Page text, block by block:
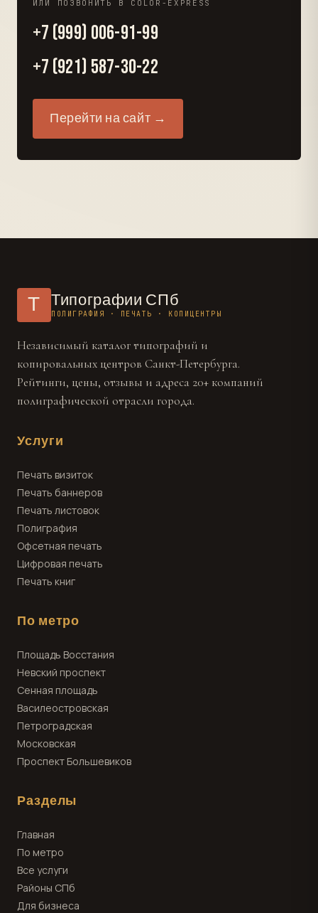
ИЛИ ПОЗВОНИТЬ В COLOR-EXPRESS
+7 (999) 006-91-99
+7 (921) 587-30-22
Перейти на сайт →
Т Типографии СПб
ПОЛИГРАФИЯ · ПЕЧАТЬ · КОПИЦЕНТРЫ
Независимый каталог типографий и
копировальных центров Санкт-Петербурга.
Рейтинги, цены, отзывы и адреса 20+ компаний
полиграфической отрасли города.
Услуги
Печать визиток
Печать баннеров
Печать листовок
Полиграфия
Офсетная печать
Цифровая печать
Печать книг
По метро
Площадь Восстания
Невский проспект
Сенная площадь
Василеостровская
Петроградская
Московская
Проспект Большевиков
Разделы
Главная
По метро
Все услуги
Районы СПб
Для бизнеса